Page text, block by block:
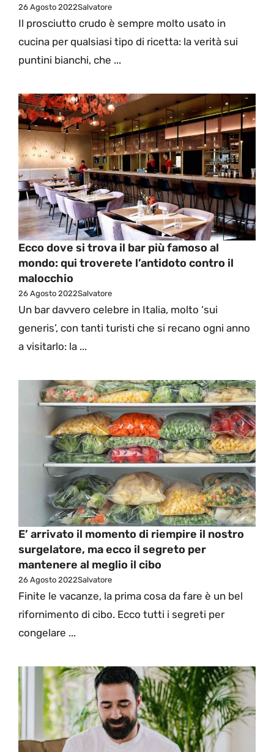
26 Agosto 2022Salvatore
Il prosciutto crudo è sempre molto usato in
cucina per qualsiasi tipo di ricetta: la verità sui
puntini bianchi, che ...
Ecco dove si trova il bar più famoso al
mondo: qui troverete l’antidoto contro il
malocchio
26 Agosto 2022Salvatore
Un bar davvero celebre in Italia, molto ‘sui
generis’, con tanti turisti che si recano ogni anno
a visitarlo: la ...
E’ arrivato il momento di riempire il nostro
surgelatore, ma ecco il segreto per
mantenere al meglio il cibo
26 Agosto 2022Salvatore
Finite le vacanze, la prima cosa da fare è un bel
rifornimento di cibo. Ecco tutti i segreti per
congelare ...